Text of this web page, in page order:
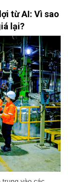
từ AI: Vì sao
lại?